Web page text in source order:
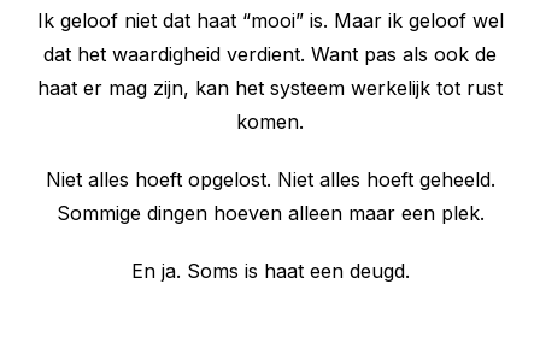
Ik geloof niet dat haat “mooi” is. Maar ik geloof wel
dat het waardigheid verdient. Want pas als ook de
haat er mag zijn, kan het systeem werkelijk tot rust
komen.
Niet alles hoeft opgelost. Niet alles hoeft geheeld.
Sommige dingen hoeven alleen maar een plek.
En ja. Soms is haat een deugd.